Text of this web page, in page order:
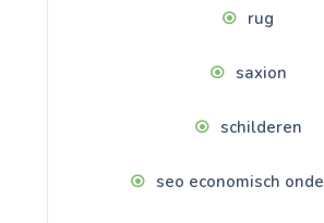
rug
saxion
schilderen
seo economisch